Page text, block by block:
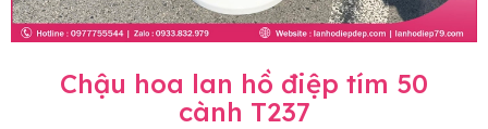
Chậu hoa lan hồ điệp tím 50
cành T237